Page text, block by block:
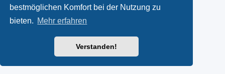
bestmöglichen Komfort bei der Nutzung zu
bieten. Mehr erfahren
Verstanden!